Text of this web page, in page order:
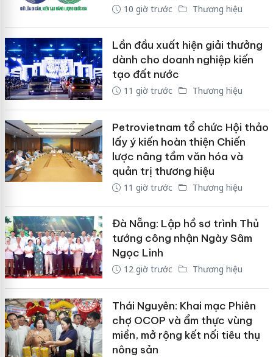
10 giờ trước Thương hiệu
Lần đầu xuất hiện giải thưởng
dành cho doanh nghiệp kiến
tạo đất nước
11 giờ trước Thương hiệu
Petrovietnam tổ chức Hội thảo
lấy ý kiến hoàn thiện Chiến
lược nâng tầm văn hóa và
quản trị thương hiệu
11 giờ trước Thương hiệu
Đà Nẵng: Lập hồ sơ trình Thủ
tướng công nhận Ngày Sâm
Ngọc Linh
12 giờ trước Thương hiệu
Thái Nguyên: Khai mạc Phiên
chợ OCOP và ẩm thực vùng
miền, mở rộng kết nối tiêu thụ
nông sản